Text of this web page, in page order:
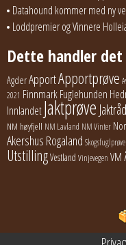
Datahound kommer med ny
Loddpremier og Vinnere
Dette handler
AgderApportApportprøve
2021 FinnmarkFuglehunden
InnlandetJaktprøve
NM høyfjell NM Lavland NM Vinter
Akershus Rogaland Skogsfuglprøve
UtstillingVestland Vinjevegen VM